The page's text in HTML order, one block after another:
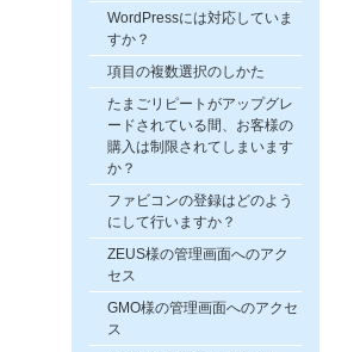
WordPressには対応していま
すか？
項目の複数選択のしかた
たまごリピートがアップグレ
ードされている間、お客様の
購入は制限されてしまいます
か？
ファビコンの登録はどのよう
にして行いますか？
ZEUS様の管理画面へのアク
セス
GMO様の管理画面へのアクセ
ス